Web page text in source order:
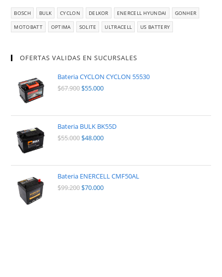
BOSCH BULK CYCLON DELKOR ENERCELL HYUNDAI
GONHER
MOTOBATT
OPTIMA SOLITE ULTRACELL US BATTERY
OFERTAS VALIDAS EN SUCURSALES
Bateria CYCLON CYCLON 55530
$67.900 $55.000
Bateria BULK BK55D
$55.000 $48.000
Bateria ENERCELL CMF50AL
$99.200 $70.000